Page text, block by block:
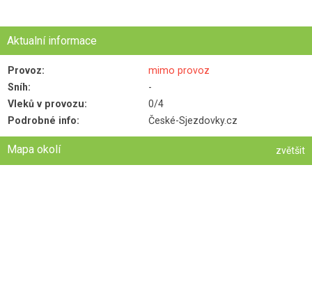
Aktualní informace
Provoz:
mimo provoz
Sníh:
-
Vleků v provozu:
0/4
Podrobné info:
České-Sjezdovky.cz
Mapa okolí zvětšit